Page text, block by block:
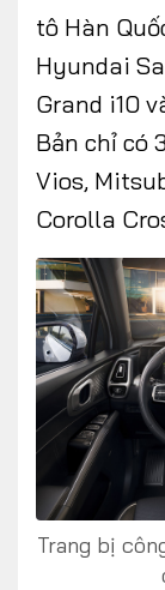
tô Hàn
Hyundai
Grand i10
Bản chỉ có
Vios,
Corolla
Trang bị